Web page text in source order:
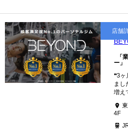
北
「
ー」
❝3ヶ
まし
増え
4F
店舗